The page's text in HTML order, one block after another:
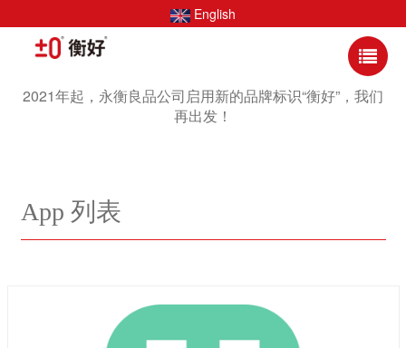
English
2021年起，永衡良品公司启用新的品牌标识“衡好”，我们
再出发！
App 列表